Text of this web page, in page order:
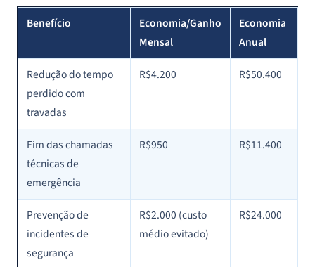
Benefício
Economia/Ganho
Mensal
Economia
Anual
Redução do tempo
perdido com
travadas
R$4.200 R$50.400
Fim das chamadas
técnicas de
emergência
R$950 R$11.400
Prevenção de
incidentes de
segurança
R$2.000 (custo
médio evitado)
R$24.000